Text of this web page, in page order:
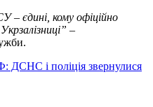
єдині, кому офіційно
–
ДСНС і поліція звернулися